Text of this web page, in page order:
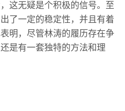
这无疑是个积极的信号。至
了一定的稳定性，并且有着
明，尽管林涛的履历存在争
是有一套独特的方法和理